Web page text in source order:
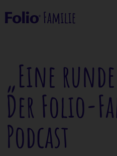
„Eine
Der Folio-
Podcast